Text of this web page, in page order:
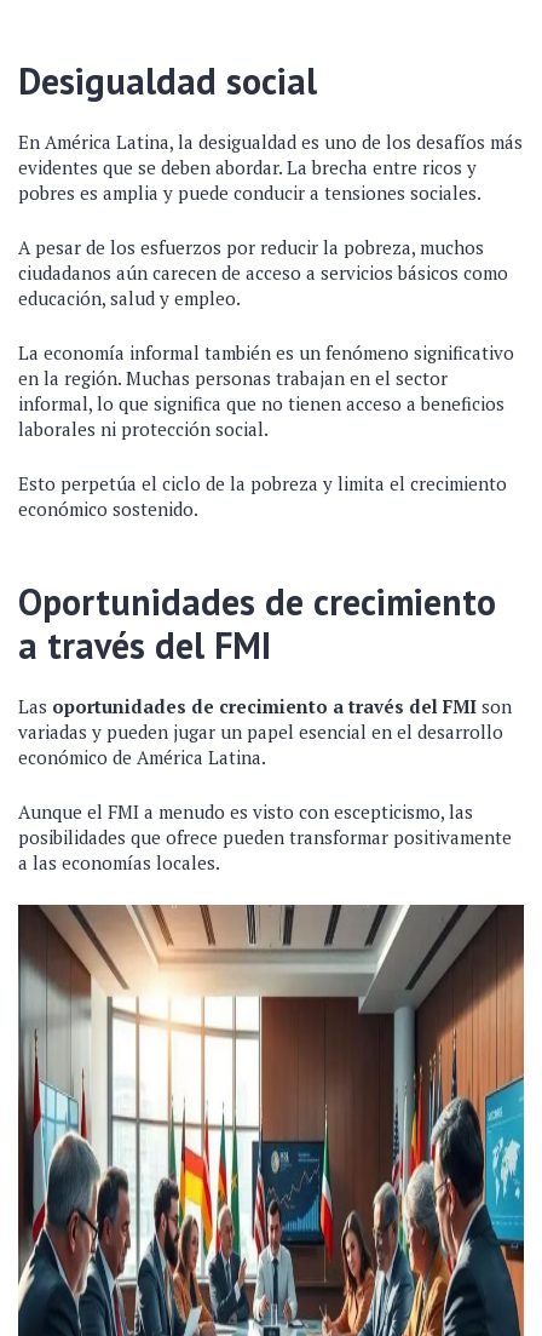
Desigualdad social
En América Latina, la desigualdad es uno de los desafíos más
evidentes que se deben abordar. La brecha entre ricos y
pobres es amplia y puede conducir a tensiones sociales.
A pesar de los esfuerzos por reducir la pobreza, muchos
ciudadanos aún carecen de acceso a servicios básicos como
educación, salud y empleo.
La economía informal también es un fenómeno significativo
en la región. Muchas personas trabajan en el sector
informal, lo que significa que no tienen acceso a beneficios
laborales ni protección social.
Esto perpetúa el ciclo de la pobreza y limita el crecimiento
económico sostenido.
Oportunidades de crecimiento
a través del FMI
Las oportunidades de crecimiento a través del FMI son
variadas y pueden jugar un papel esencial en el desarrollo
económico de América Latina.
Aunque el FMI a menudo es visto con escepticismo, las
posibilidades que ofrece pueden transformar positivamente
a las economías locales.